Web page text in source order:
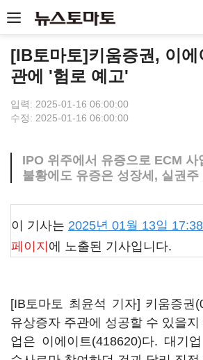
[IB토마토]키움증권, 이에
관에 '험로 예고'
입력: 2025-01-16 06:00:00
수정: 2025-01-16 06:00:00
IPO 위주에서 유증으로 ECM 사
불황에도 유증은 성장세, 실권
이 기사는 2025년 01월 13일 17:38
페이지 에 노출된 기사입니다.
[IB토마토 최윤석 기자] 키움증권
유상증자 주관에 성공할 수 있을지
업은 이에이트(418620)다. 대기